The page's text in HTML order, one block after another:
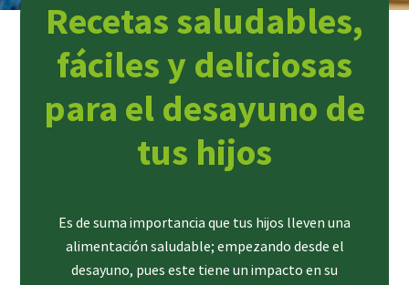
Recetas saludables,
fáciles y deliciosas
para el desayuno de
tus hijos
Es de suma importancia que tus hijos lleven una
alimentación saludable; empezando desde el
desayuno, pues este tiene un impacto en su